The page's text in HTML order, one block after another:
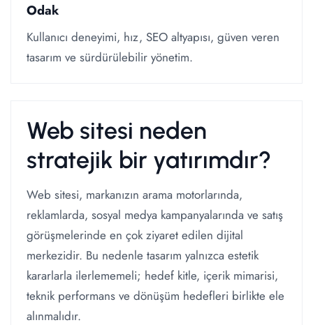
Odak
Kullanıcı deneyimi, hız, SEO altyapısı, güven veren
tasarım ve sürdürülebilir yönetim.
Web sitesi neden
stratejik bir yatırımdır?
Web sitesi, markanızın arama motorlarında,
reklamlarda, sosyal medya kampanyalarında ve satış
görüşmelerinde en çok ziyaret edilen dijital
merkezidir. Bu nedenle tasarım yalnızca estetik
kararlarla ilerlememeli; hedef kitle, içerik mimarisi,
teknik performans ve dönüşüm hedefleri birlikte ele
alınmalıdır.